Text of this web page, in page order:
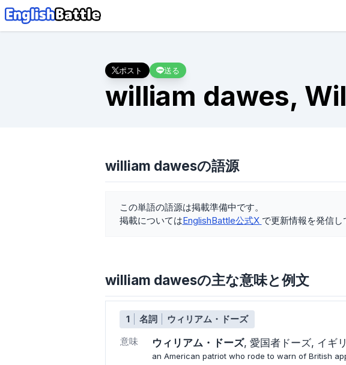
ポスト 送る
william dawes,
william dawesの語源
この単語の語源は掲載準備中です。
掲載についてはEnglishBattle公式X で更新情報を発信し
william dawesの主な意味と例文
1 名詞
ウィリアム・ドーズ
意味
ウィリアム・ドーズ 愛国者ドーズ イギ
an American patriot who rode to warn of British